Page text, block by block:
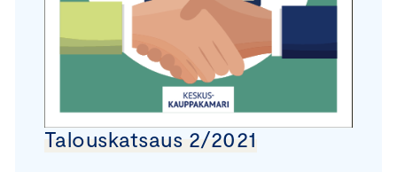
Talouskatsaus 2/2021